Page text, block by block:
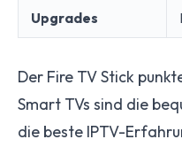
Upgrades
Der Fire TV Stick
Smart TVs sind die
die beste IPTV-